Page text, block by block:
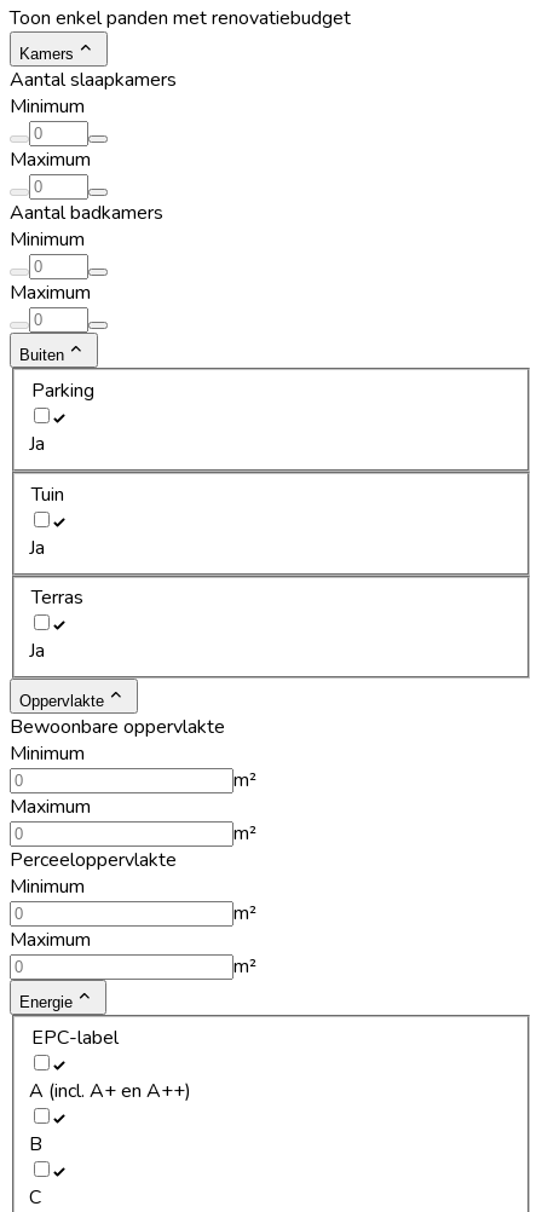
Toon enkel panden met renovatiebudget
Kamers
Aantal slaapkamers
Minimum
Maximum
Aantal badkamers
Minimum
Maximum
Buiten
Parking
Ja
Tuin
Ja
Terras
Ja
Oppervlakte
Bewoonbare oppervlakte
Minimum
m²
Maximum
m²
Perceeloppervlakte
Minimum
m²
Maximum
m²
Energie
EPC-label
A (incl. A+ en A++)
B
C